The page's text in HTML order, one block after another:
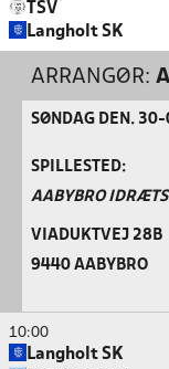
TSV
Langholt SK
ARRANGØR:
SØNDAG DEN.
SPILLESTED:
AABYBRO
VIADUKTVEJ 28B
9440 AABYBRO
10:00
Langholt SK